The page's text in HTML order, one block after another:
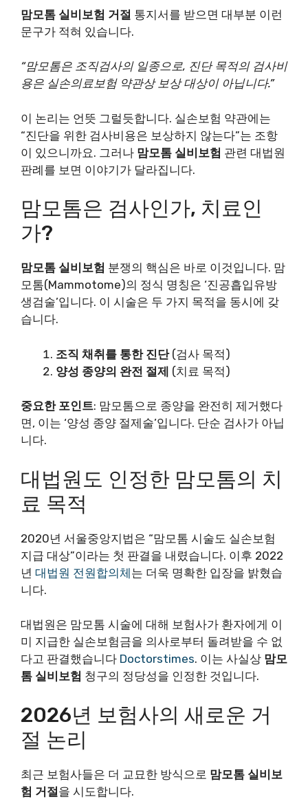
맘모톰 실비보험 거절 통지서를 받으면 대부분 이런
문구가 적혀 있습니다.
“맘모톰은 조직검사의 일종으로, 진단 목적의 검사비
용은 실손의료보험 약관상 보상 대상이 아닙니다.”
이 논리는 언뜻 그럴듯합니다. 실손보험 약관에는
“진단을 위한 검사비용은 보상하지 않는다”는 조항
이 있으니까요. 그러나 맘모톰 실비보험 관련 대법원
판례를 보면 이야기가 달라집니다.
맘모톰은 검사인가, 치료인
가?
맘모톰 실비보험 분쟁의 핵심은 바로 이것입니다. 맘
모톰(Mammotome)의 정식 명칭은 ‘진공흡입유방
생검술’입니다. 이 시술은 두 가지 목적을 동시에 갖
습니다.
조직 채취를 통한 진단(검사 목적)
양성 종양의 완전 절제 (치료 목적)
중요한 포인트: 맘모톰으로 종양을 완전히 제거했다
면, 이는 ‘양성 종양 절제술’입니다. 단순 검사가 아닙
니다.
대법원도 인정한 맘모톰의 치
료 목적
2020년 서울중앙지법은 “맘모톰 시술도 실손보험
지급 대상”이라는 첫 판결을 내렸습니다. 이후 2022
년 대법원 전원합의체는 더욱 명확한 입장을 밝혔습
니다.
대법원은 맘모톰 시술에 대해 보험사가 환자에게 이
미 지급한 실손보험금을 의사로부터 돌려받을 수 없
다고 판결했습니다 Doctorstimes. 이는 사실상 맘모
톰 실비보험 청구의 정당성을 인정한 것입니다.
2026년 보험사의 새로운 거
절 논리
최근 보험사들은 더 교묘한 방식으로 맘모톰 실비보
험 거절을 시도합니다.